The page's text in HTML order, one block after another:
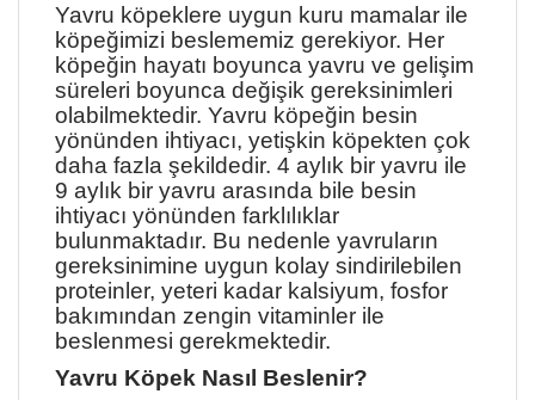
Yavru köpeklere uygun kuru mamalar ile
köpeğimizi beslememiz gerekiyor. Her
köpeğin hayatı boyunca yavru ve gelişim
süreleri boyunca değişik gereksinimleri
olabilmektedir. Yavru köpeğin besin
yönünden ihtiyacı, yetişkin köpekten çok
daha fazla şekildedir. 4 aylık bir yavru ile
9 aylık bir yavru arasında bile besin
ihtiyacı yönünden farklılıklar
bulunmaktadır. Bu nedenle yavruların
gereksinimine uygun kolay sindirilebilen
proteinler, yeteri kadar kalsiyum, fosfor
bakımından zengin vitaminler ile
beslenmesi gerekmektedir.
Yavru Köpek Nasıl Beslenir?